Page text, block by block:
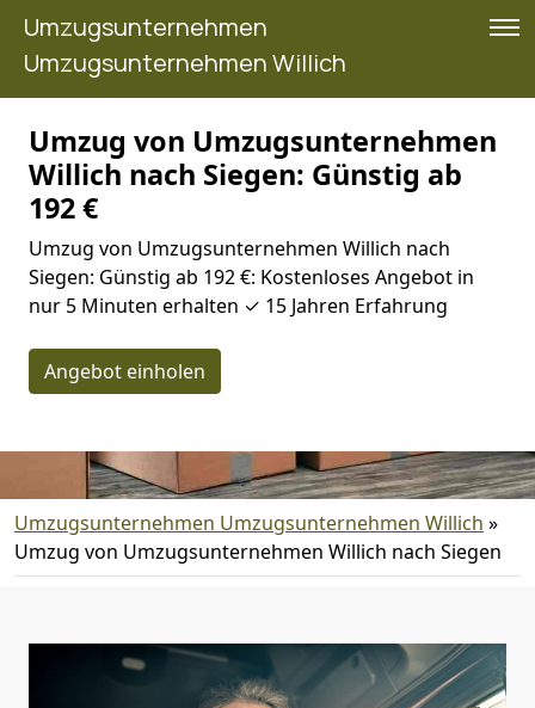
Umzugsunternehmen
Umzugsunternehmen Willich
Umzug von Umzugsunternehmen
Willich nach Siegen: Günstig ab
192 €
Umzug von Umzugsunternehmen Willich nach
Siegen: Günstig ab 192 €: Kostenloses Angebot in
nur 5 Minuten erhalten ✓ 15 Jahren Erfahrung
Angebot einholen
Umzugsunternehmen Umzugsunternehmen Willich »
Umzug von Umzugsunternehmen Willich nach Siegen